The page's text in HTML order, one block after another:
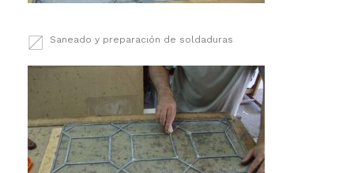
Saneado y preparación de soldaduras